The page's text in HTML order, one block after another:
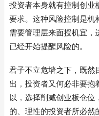
投资者本身就有控制创业
要求。这种风险控制是机
需要管理层来面授机宜，
已经开始提醒风险的。
君子不立危墙之下，既然
出，投资者又何必非要抱
以，选择削减创业板仓
的、理性的投资者所必然